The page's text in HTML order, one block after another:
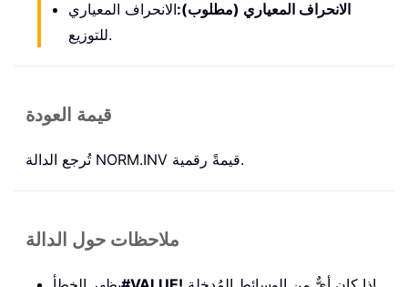
الانحراف المعياري (مطلوب):الانحراف المعياري
للتوزيع.
قيمة العودة
تُرجع الدالة NORM.INV قيمةً رقمية.
ملاحظات حول الدالة